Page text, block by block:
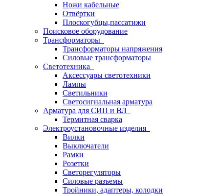
Ножи кабельные
Отвёртки
Плоскогубцы,пассатижи
Поисковое оборудование
Трансформаторы
Трансформаторы напряжения
Силовые трансформаторы
Светотехника
Аксессуары светотехники
Лампы
Светильники
Светосигнальная арматура
Арматура для СИП и ВЛ
Термитная сварка
Электроустановочные изделия
Вилки
Выключатели
Рамки
Розетки
Светорегуляторы
Силовые разъемы
Тройники, адаптеры, колодки